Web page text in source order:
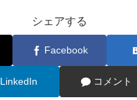
シェアする
Facebook
LinkedIn コメント